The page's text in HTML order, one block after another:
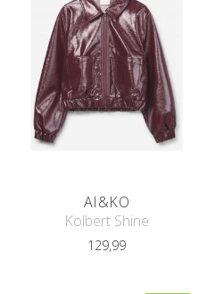
AI&KO
Kolbert Shine
129,99